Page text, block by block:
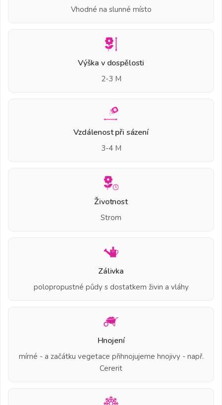
Vhodné na slunné místo
Výška v dospělosti
2-3 M
Vzdálenost při sázení
3-4 M
Životnost
Strom
Zálivka
polopropustné půdy s dostatkem živin a vláhy
Hnojení
mírné - a začátku vegetace přihnojujeme hnojivy - např.
Cererit